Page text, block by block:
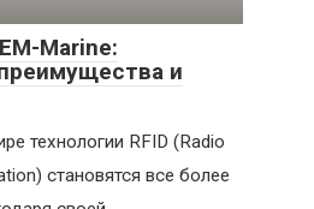
Marine:
и
технологии RFID (Radio
становятся все более